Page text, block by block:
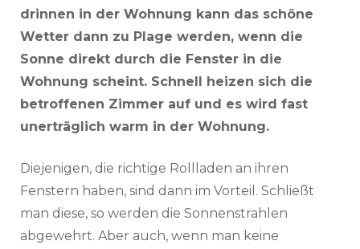
drinnen in der Wohnung kann das schöne
Wetter dann zu Plage werden, wenn die
Sonne direkt durch die Fenster in die
Wohnung scheint. Schnell heizen sich die
betroffenen Zimmer auf und es wird fast
unerträglich warm in der Wohnung.
Diejenigen, die richtige Rollladen an ihren
Fenstern haben, sind dann im Vorteil. Schließt
man diese, so werden die Sonnenstrahlen
abgewehrt. Aber auch, wenn man keine